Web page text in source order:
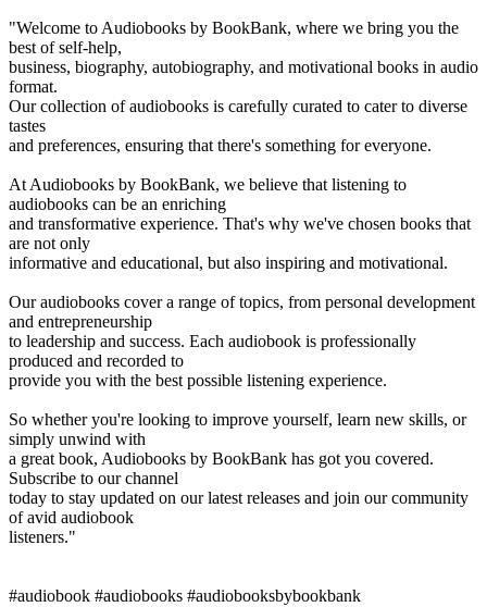
"Welcome to Audiobooks by BookBank, where we bring you the
best of self-help,
business, biography, autobiography, and motivational books in audio
format.
Our collection of audiobooks is carefully curated to cater to diverse
tastes
and preferences, ensuring that there's something for everyone.
At Audiobooks by BookBank, we believe that listening to
audiobooks can be an enriching
and transformative experience. That's why we've chosen books that
are not only
informative and educational, but also inspiring and motivational.
Our audiobooks cover a range of topics, from personal development
and entrepreneurship
to leadership and success. Each audiobook is professionally
produced and recorded to
provide you with the best possible listening experience.
So whether you're looking to improve yourself, learn new skills, or
simply unwind with
a great book, Audiobooks by BookBank has got you covered.
Subscribe to our channel
today to stay updated on our latest releases and join our community
of avid audiobook
listeners."
#audiobook #audiobooks #audiobooksbybookbank